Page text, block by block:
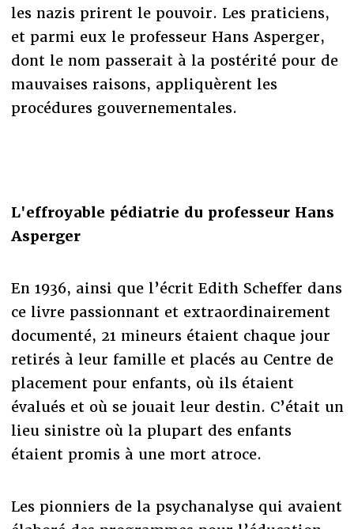
les nazis prirent le pouvoir. Les praticiens,
et parmi eux le professeur Hans Asperger,
dont le nom passerait à la postérité pour de
mauvaises raisons, appliquèrent les
procédures gouvernementales.
L'effroyable pédiatrie du professeur Hans
Asperger
En 1936, ainsi que l’écrit Edith Scheffer dans
ce livre passionnant et extraordinairement
documenté, 21 mineurs étaient chaque jour
retirés à leur famille et placés au Centre de
placement pour enfants, où ils étaient
évalués et où se jouait leur destin. C’était un
lieu sinistre où la plupart des enfants
étaient promis à une mort atroce.
Les pionniers de la psychanalyse qui avaient